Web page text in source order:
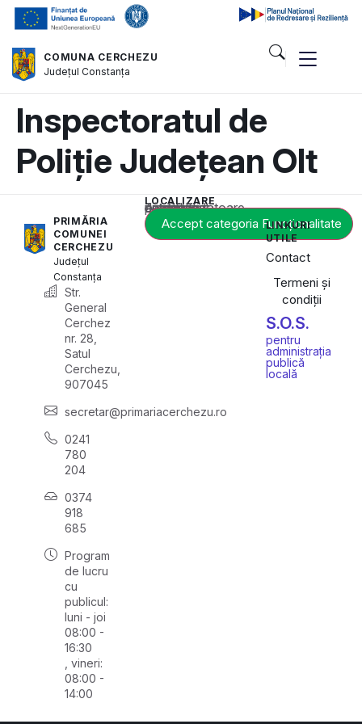
COMUNA CERCHEZU
JudețulConstanța
Inspectoratul de
Poliție Județean Olt
PRIMĂRIA
COMUNEI
CERCHEZU
Județul
Constanța
Str.
General
Cerchez
nr. 28,
Satul
Cerchezu,
907045
secretar@primariacerchezu.ro
0241
780
204
0374
918
685
Program
de lucru
cu
publicul:
luni - joi
08:00 -
16:30
, vineri:
08:00 -
14:00
LOCALIZARE
Acest conținut este blocat până când acceptați categoria corespunzătoare de cookie-uri.
Accept categoria Funcționalitate
LINKURI
UTILE
Contact
Termeni și
condiții
S.O.S.
pentru
administrația
publică
locală